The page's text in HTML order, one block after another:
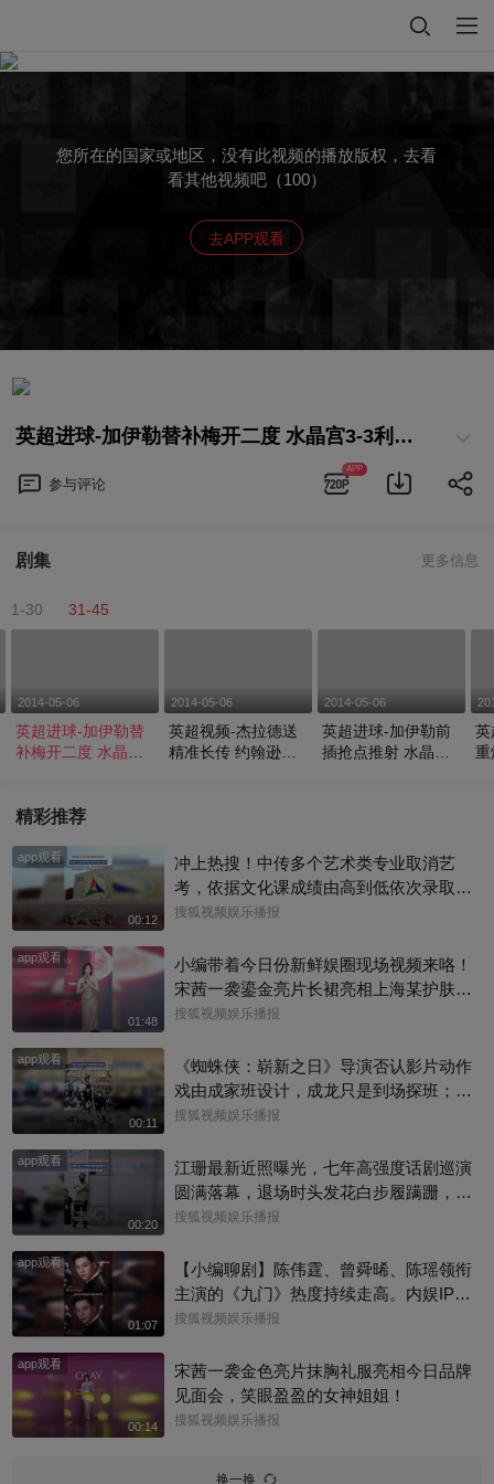
您所在的国家或地区，没有此视频的播放版权，去看
看其他视频吧（100）
去APP观看
英超进球-加伊勒替补梅开二度 水晶宫3-3利物浦
参与评论
APP
剧集 更多信息
1-30 31-45
2014-05-06
英超进球-加伊勒替
补梅开二度 水晶宫3
2014-05-06
英超视频-杰拉德送
精准长传 约翰逊头
2014-05-06
英超进球-加伊勒前
插抢点推射 水晶宫2
英
重
精彩推荐
app观看
00:12
冲上热搜！中传多个艺术类专业取消艺
考，依据文化课成绩由高到低依次录取，
校方工作人员回复称：并不是取消艺考，
搜狐视频娱乐播报
app观看
01:48
小编带着今日份新鲜娱圈现场视频来咯！
宋茜一袭鎏金亮片长裙亮相上海某护肤品
牌举办的新品发布会，活动上，她教学护
有哪些趣事吧#宋茜
搜狐视频娱乐播报
app观看
00:11
《蜘蛛侠：崭新之日》导演否认影片动作
戏由成家班设计，成龙只是到场探班；本
片武指张鹏师从成家班的布拉德·艾伦，成
搜狐视频娱乐播报
app观看
00:20
江珊最新近照曝光，七年高强度话剧巡演
圆满落幕，退场时头发花白步履蹒跚，手
捂胸口状态疲惫
搜狐视频娱乐播报
app观看
01:07
【小编聊剧】陈伟霆、曾舜晞、陈瑶领衔
主演的《九门》热度持续走高。内娱IP改
编难得一见！陈伟霆版张启山，盗墓笔记
你心中张启山的样子？评论区聊聊吧@上
戏啦 @星同事 @小申小申 @小纪炖蘑菇
@名人狐 @元气小梨 @一张大脸 @搜狐
搜狐视频娱乐播报
app观看
00:14
宋茜一袭金色亮片抹胸礼服亮相今日品牌
见面会，笑眼盈盈的女神姐姐！
搜狐视频娱乐播报
换一换